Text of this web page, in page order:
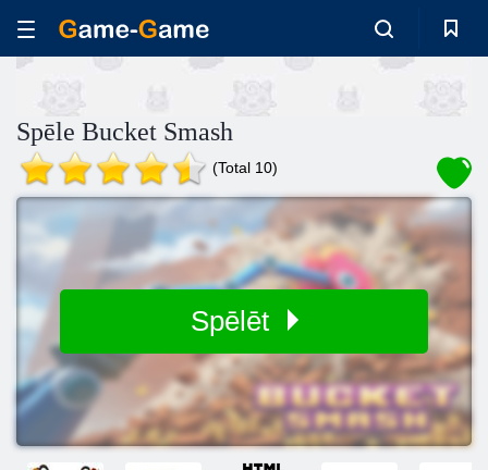
Spēle Bucket Smash
(Total 10)
Spēlēt